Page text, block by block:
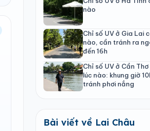
nào
Chỉ số UV ở Gia Lai
nào, cần tránh ra
đến 16h
Chỉ số UV ở Cần
lúc nào: khung giờ
tránh phơi nắng
Bài viết về Lai Châu